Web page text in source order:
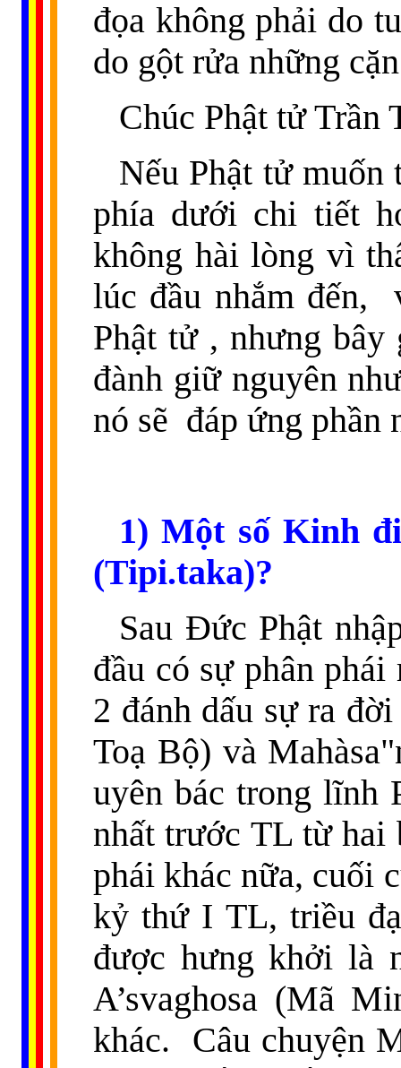
đọa không phải do
do gột rửa những
Chúc Phật tử Trần
Nếu Phật tử
phía dưới chi tiết
không hài lòng vì
lúc đầu nhắm đến,
Phật tử , nhưng
đành giữ nguyên
nó sẽ đáp ứng phần
1) Một số Kinh
(Tipi.taka)?
Sau Đức Phật
đầu có sự phân
2 đánh dấu sự ra
Toạ Bộ) và
uyên bác trong lĩnh
nhất trước TL từ hai
phái khác nữa, cuối
kỷ thứ I TL, triều
được hưng khởi là
A’svaghosa (Mã
khác.
Câu chuyện